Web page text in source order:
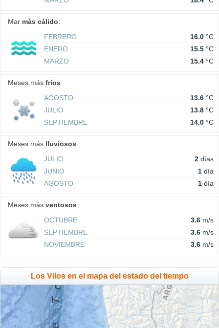
Mar más cálido:
FEBRERO
16.0 °C
ENERO
15.5 °C
MARZO
15.4 °C
Meses más fríos:
AGOSTO
13.6 °C
JULIO
13.8 °C
SEPTIEMBRE
14.0 °C
Meses más lluviosos:
JULIO
2 días
JUNIO
1 día
AGOSTO
1 día
Meses más ventosos:
OCTUBRE
3.6 m/s
SEPTIEMBRE
3.6 m/s
NOVIEMBRE
3.6 m/s
Los Vilos en el mapa del estado del tiempo